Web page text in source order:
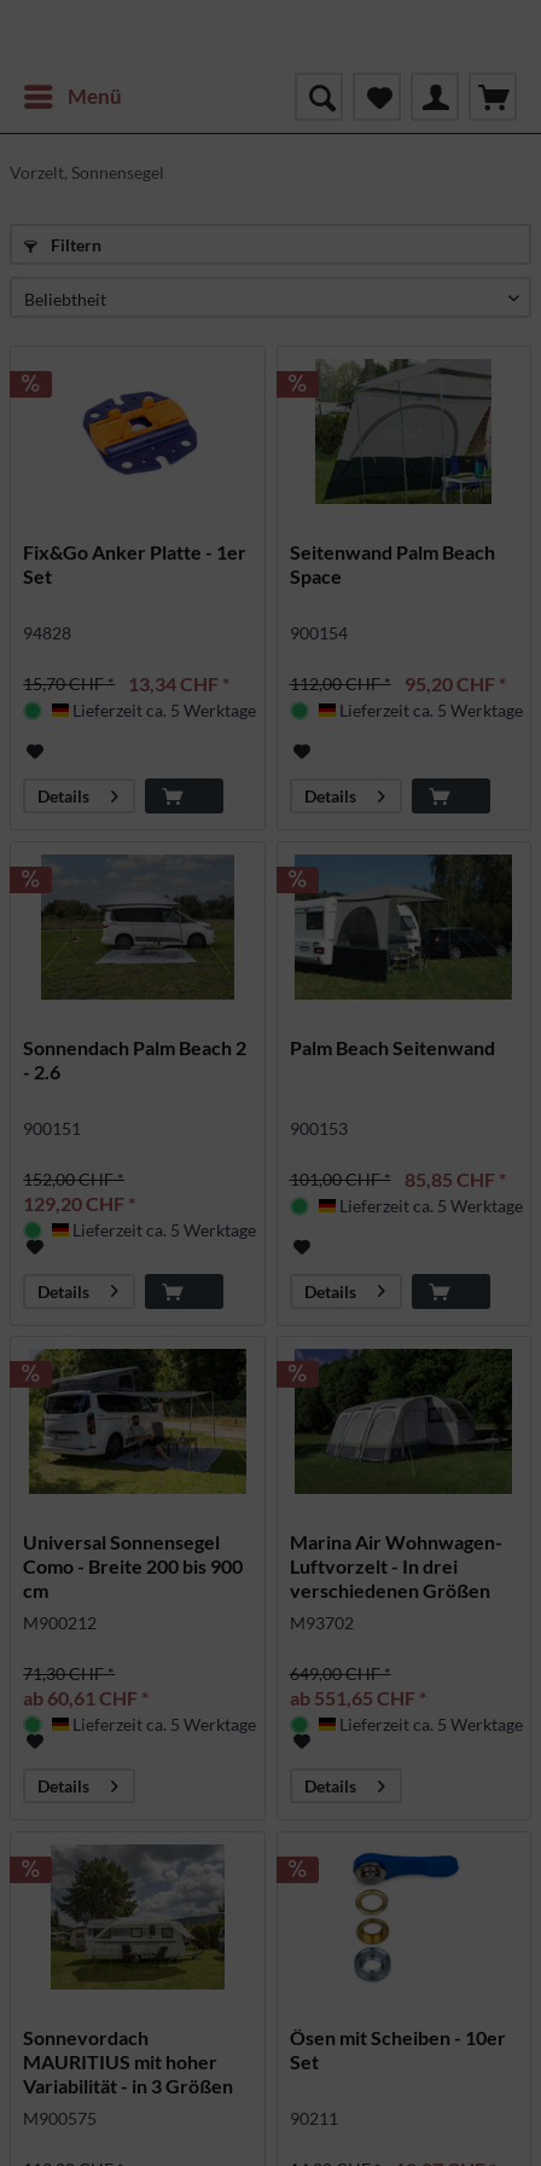
Menü
Vorzelt, Sonnensegel
Filtern
Fix&Go Anker Platte - 1er
Set
94828
15,70 CHF * 13,34 CHF *
Deutschland
Lieferzeit ca. 5 Werktage
Details
Seitenwand Palm Beach
Space
900154
112,00 CHF * 95,20 CHF *
Deutschland
Lieferzeit ca. 5 Werktage
Details
Sonnendach Palm Beach 2
- 2.6
900151
152,00 CHF *
129,20 CHF *
Deutschland
Lieferzeit ca. 5 Werktage
Details
Palm Beach Seitenwand
900153
101,00 CHF * 85,85 CHF *
Deutschland
Lieferzeit ca. 5 Werktage
Details
Universal Sonnensegel
Como - Breite 200 bis 900
cm
M900212
71,30 CHF *
ab 60,61 CHF *
Deutschland
Lieferzeit ca. 5 Werktage
Details
Marina Air Wohnwagen-
Luftvorzelt - In drei
verschiedenen Größen
M93702
649,00 CHF *
ab 551,65 CHF *
Deutschland
Lieferzeit ca. 5 Werktage
Details
Sonnevordach
MAURITIUS mit hoher
Variabilität - in 3 Größen
erhältlich
M900575
Ösen mit Scheiben - 10er
Set
90211